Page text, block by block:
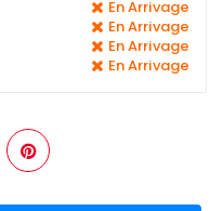
En Arrivage
En Arrivage
En Arrivage
En Arrivage